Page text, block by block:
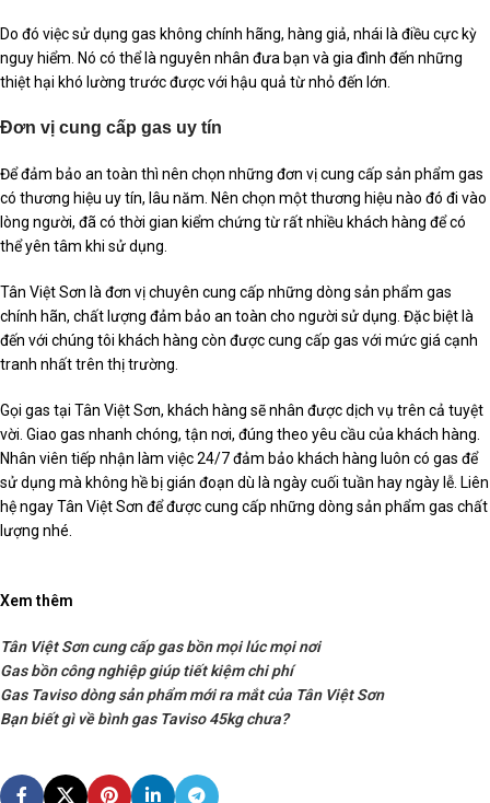
Do đó việc sử dụng gas không chính hãng, hàng giả, nhái là điều cực kỳ
nguy hiểm. Nó có thể là nguyên nhân đưa bạn và gia đình đến những
thiệt hại khó lường trước được với hậu quả từ nhỏ đến lớn.
Đơn vị cung cấp gas uy tín
Để đảm bảo an toàn thì nên chọn những đơn vị cung cấp sản phẩm gas
có thương hiệu uy tín, lâu năm. Nên chọn một thương hiệu nào đó đi vào
lòng người, đã có thời gian kiểm chứng từ rất nhiều khách hàng để có
thể yên tâm khi sử dụng.
Tân Việt Sơn là đơn vị chuyên cung cấp những dòng sản phẩm gas
chính hãn, chất lượng đảm bảo an toàn cho người sử dụng. Đặc biệt là
đến với chúng tôi khách hàng còn được cung cấp gas với mức giá cạnh
tranh nhất trên thị trường.
Gọi gas tại Tân Việt Sơn, khách hàng sẽ nhân được dịch vụ trên cả tuyệt
vời. Giao gas nhanh chóng, tận nơi, đúng theo yêu cầu của khách hàng.
Nhân viên tiếp nhận làm việc 24/7 đảm bảo khách hàng luôn có gas để
sử dụng mà không hề bị gián đoạn dù là ngày cuối tuần hay ngày lễ. Liên
hệ ngay Tân Việt Sơn để được cung cấp những dòng sản phẩm gas chất
lượng nhé.
Xem thêm
Tân Việt Sơn cung cấp gas bồn mọi lúc mọi nơi
Gas bồn công nghiệp giúp tiết kiệm chi phí
Gas Taviso dòng sản phẩm mới ra mắt của Tân Việt Sơn
Bạn biết gì về bình gas Taviso 45kg chưa?